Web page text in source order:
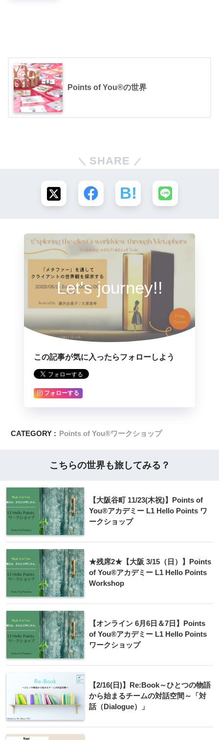
Points of You®の世界
SHARE
Let's journey!!
この記事が気に入ったらフォローしよう
フォローする
CATEGORY : Points of You®ワークショップ
こちらの世界も旅してみる？
【大阪谷町 11/23(木祝)】Points of
You®アカデミー L1 Hello Points ワ
ークショップ
★残席2★【大阪 3/15（日）】Points
of You®アカデミー L1 Hello Points
Workshop
【オンライン 6月6日＆7日】Points
of You®アカデミー L1 Hello Points
ワークショップ
【2/16(日)】Re:Book～ひとつの物語
から始まるチームの対話空間～「対
話（Dialogue）」